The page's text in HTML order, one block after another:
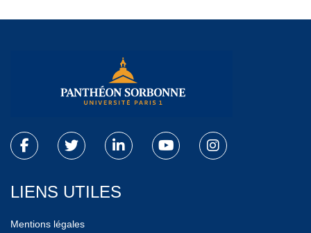
LIENS UTILES
Mentions légales